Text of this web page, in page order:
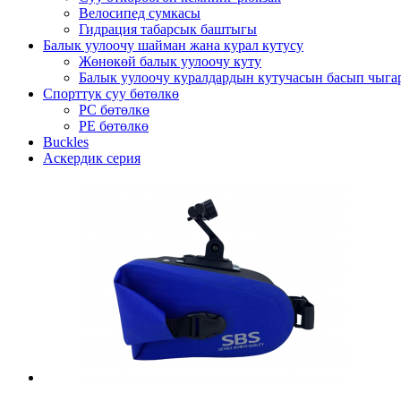
Велосипед сумкасы
Гидрация табарсык баштыгы
Балык уулоочу шайман жана курал кутусу
Жөнөкөй балык уулоочу куту
Балык уулоочу куралдардын кутучасын басып
Спорттук суу бөтөлкө
PC бөтөлкө
PE бөтөлкө
Buckles
Аскердик серия